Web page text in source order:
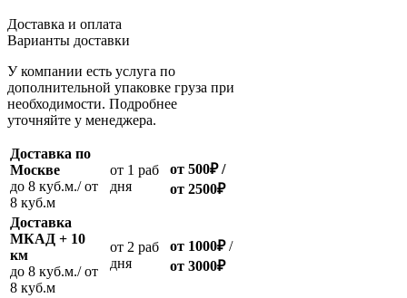
Доставка и оплата
Варианты доставки
У компании есть услуга по
дополнительной упаковке груза при
необходимости. Подробнее
уточняйте у менеджера.
Доставка по
Москве
до 8 куб.м./ от
8 куб.м
oт 1 раб
дня
от 500₽/
от 2500₽
Доставка
МКАД + 10
км
до 8 куб.м./ от
8 куб.м
oт 2 раб
дня
от 1000₽/
от 3000₽